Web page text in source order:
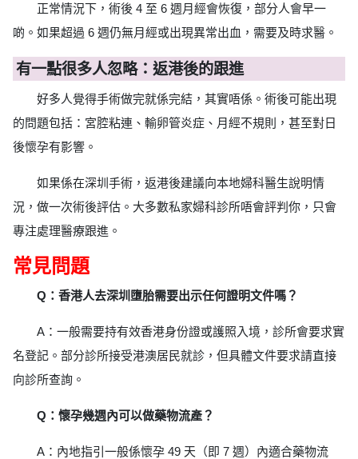
正常情況下，術後 4 至 6 週月經會恢復，部分人會早一
啲。如果超過 6 週仍無月經或出現異常出血，需要及時求醫。
有一點很多人忽略：返港後的跟進
好多人覺得手術做完就係完結，其實唔係。術後可能出現
的問題包括：宮腔粘連、輸卵管炎症、月經不規則，甚至對日
後懷孕有影響。
如果係在深圳手術，返港後建議向本地婦科醫生說明情
況，做一次術後評估。大多數私家婦科診所唔會評判你，只會
專注處理醫療跟進。
常見問題
Q：香港人去深圳墮胎需要出示任何證明文件嗎？
A：一般需要持有效香港身份證或護照入境，診所會要求實
名登記。部分診所接受港澳居民就診，但具體文件要求請直接
向診所查詢。
Q：懷孕幾週內可以做藥物流產？
A：內地指引一般係懷孕 49 天（即 7 週）內適合藥物流